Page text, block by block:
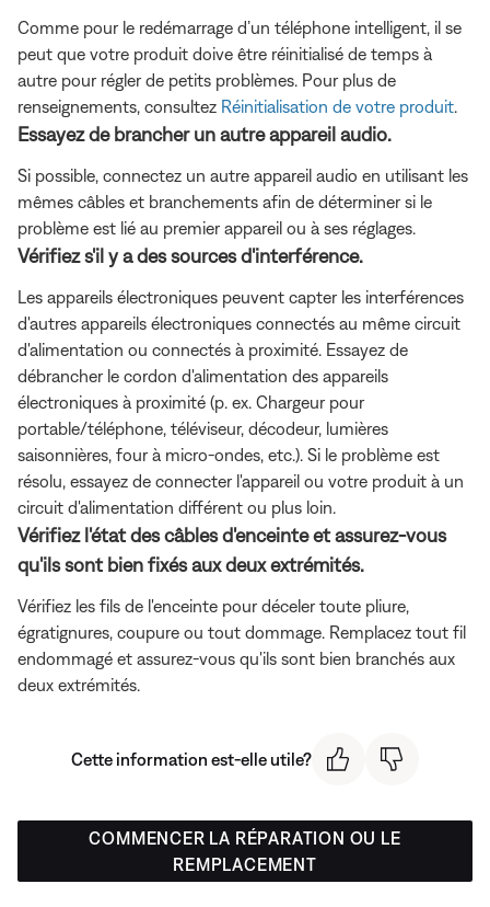
Comme pour le redémarrage d’un téléphone intelligent, il se
peut que votre produit doive être réinitialisé de temps à
autre pour régler de petits problèmes. Pour plus de
renseignements, consultez Réinitialisation de votre produit
Essayez de brancher un autre appareil audio.
Si possible, connectez un autre appareil audio en utilisant les
mêmes câbles et branchements afin de déterminer si le
problème est lié au premier appareil ou à ses réglages.
Vérifiez s'il y a des sources d'interférence.
Les appareils électroniques peuvent capter les interférences
d'autres appareils électroniques connectés au même circuit
d'alimentation ou connectés à proximité. Essayez de
débrancher le cordon d'alimentation des appareils
électroniques à proximité (p. ex. Chargeur pour
portable/téléphone, téléviseur, décodeur, lumières
saisonnières, four à micro-ondes, etc.). Si le problème est
résolu, essayez de connecter l'appareil ou votre produit à un
circuit d'alimentation différent ou plus loin.
Vérifiez l'état des câbles d'enceinte et assurez-vous
qu'ils sont bien fixés aux deux extrémités.
Vérifiez les fils de l'enceinte pour déceler toute pliure,
égratignures, coupure ou tout dommage. Remplacez tout fil
endommagé et assurez-vous qu'ils sont bien branchés aux
deux extrémités.
Cette information est-elle utile?
COMMENCER LA RÉPARATION OU LE
REMPLACEMENT